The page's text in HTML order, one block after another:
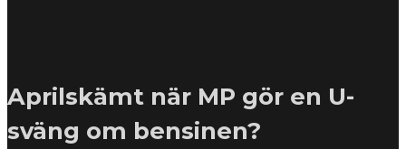
Aprilskämt när MP gör en U-
sväng om bensinen?